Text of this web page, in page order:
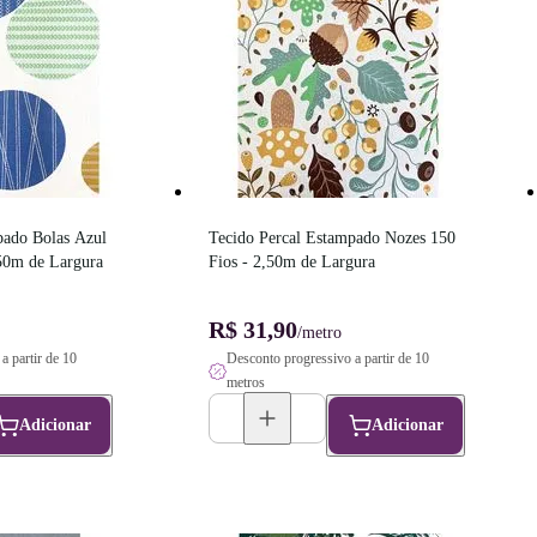
Bolas Azul
de Largura
partir de 10
Adicionar
Tecido Percal Estampado Nozes 150
Fios - 2,50m de Largura
R$ 31,90/metro
Desconto progressivo a partir de 10
metros
Adicionar